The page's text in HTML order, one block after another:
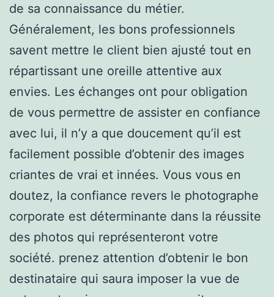
de sa connaissance du métier.
Généralement, les bons professionnels
savent mettre le client bien ajusté tout en
répartissant une oreille attentive aux
envies. Les échanges ont pour obligation
de vous permettre de assister en confiance
avec lui, il n’y a que doucement qu’il est
facilement possible d’obtenir des images
criantes de vrai et innées. Vous vous en
doutez, la confiance revers le photographe
corporate est déterminante dans la réussite
des photos qui représenteront votre
société. prenez attention d’obtenir le bon
destinataire qui saura imposer la vue de